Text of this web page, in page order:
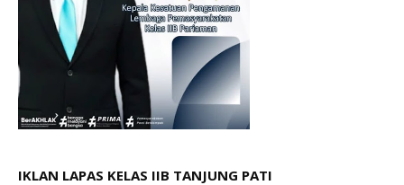
IKLAN LAPAS KELAS IIB TANJUNG PATI